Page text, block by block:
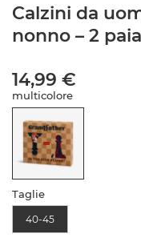
Calzini da
nonno – 2 paia
14,99 €
multicolore
Taglie
40-45